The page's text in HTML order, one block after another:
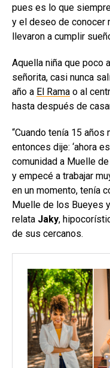
pues es lo que
y el deseo de conocer
llevaron a cumplir
Aquella niña que poco
señorita, casi nunca
año a El Rama o al
hasta después de
“Cuando tenía 15
entonces dije: ‘ahora
comunidad a Muelle
y empecé a trabajar
en un momento, tenía
Muelle de los Bueyes
relata Jaky,
de sus cercanos.